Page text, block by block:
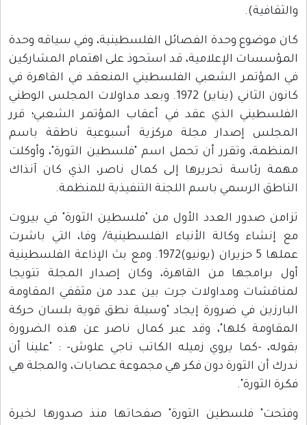
والثقافية).
كان موضوع وحدة الفصائل الفلسطينية، وفي سياقه وحدة
المؤسسات الإعلامية، قد استحوذ على اهتمام المشاركين
في المؤتمر الشعبي الفلسطيني المنعقد في القاهرة في
كانون الثاني (يناير) 1972. وبعد مداولات المجلس الوطني
الفلسطيني الذي عقد في أعقاب المؤتمر الشعبي؛ قرر
المجلس إصدار مجلة مركزية أسبوعية ناطقة باسم
المنظمة، وتقرر أن تحمل اسم "فلسطين الثورة"، وأوكلت
مهمة رئاسة تحريرها إلى كمال ناصر، الذي كان آنذاك
الناطق الرسمي باسم اللجنة التنفيذية للمنظمة.
تزامن صدور العدد الأول من "فلسطين الثورة" في بيروت
مع إنشاء وكالة الأنباء الفلسطينية/ وفا، التي باشرت
عملها 5 حزيران (يونيو)1972. ومع بث الإذاعة الفلسطينية
أول برامجها من القاهرة، وكان إصدار المجلة تتويجا
لمناقشات ومداولات جرت بين عدد من مثقفي المقاومة
البارزين في ضرورة إيجاد "وسيلة نطق قوية بلسان حركة
المقاومة كلها"، وقد عبر كمال ناصر عن هذه الضرورة
بقوله، -كما يروي زميله الكاتب ناجي علوش- : "علينا أن
ندرك أن الثورة دون فكر هي مجموعة عصابات، والمجلة هي
فكرة الثورة".
وفتحت" فلسطين الثورة" صفحاتها منذ صدورها لخيرة